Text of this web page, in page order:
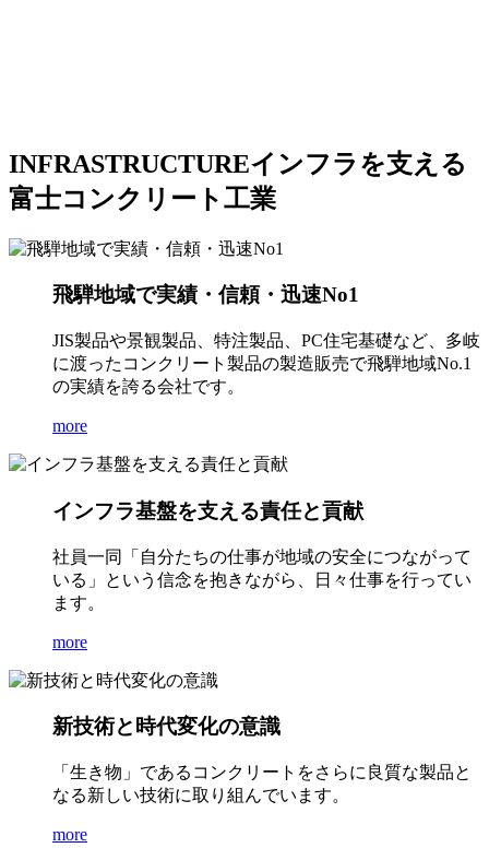
INFRASTRUCTUREインフラを支える
富士コンクリート工業
飛騨地域で実績・信頼・迅速No1
JIS製品や景観製品、特注製品、PC住宅基礎など、多岐
に渡ったコンクリート製品の製造販売で飛騨地域No.1
の実績を誇る会社です。
more
インフラ基盤を支える責任と貢献
社員一同「自分たちの仕事が地域の安全につながって
いる」という信念を抱きながら、日々仕事を行ってい
ます。
more
新技術と時代変化の意識
「生き物」であるコンクリートをさらに良質な製品と
なる新しい技術に取り組んでいます。
more